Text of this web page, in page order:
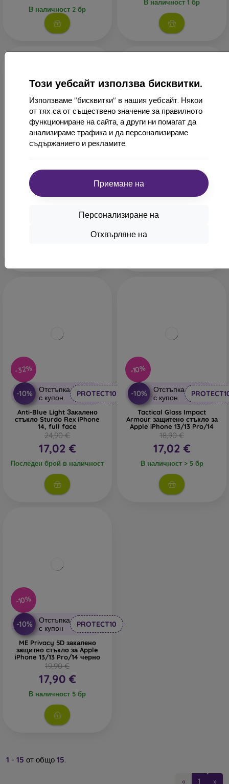
Този уебсайт използва бисквитки.
Използваме "бисквитки" в нашия уебсайт. Някои
от тях са от съществено значение за правилното
функциониране на сайта, а други ни помагат да
анализираме трафика и да персонализираме
съдържанието и рекламите.
Приемане на
Персонализиране на
Отхвърляне на
В наличност 2 бр
В наличност 1 бр
-10%
Пълно покритие закалено
стъкло за iPhone 14, Sturdo
Rex - Черен
-10%
Sturdo Rex Privacy
закалено стъкло iPhone 14,
пълно покритие
23,30 €
В наличност > 5 бр
-32%
-10%
Отстъпка
с купон
PROTECT10
Anti-Blue Light Закалено
стъкло Sturdo Rex iPhone
14, full face
24,90 €
17,02 €
Последен брой в наличност
-10%
-10%
Отстъпка
с купон
Tactical Glass Impact
Armour защитено стъкло за
Apple iPhone 13/13 Pro/14
18,90 €
17,02 €
В наличност > 5 бр
-10%
-10%
Отстъпка
с купон
PROTECT10
ME Privacy 5D закалено
защитно стъкло за Apple
iPhone 13/13 Pro/14 черно
19,90 €
17,90 €
В наличност 5 бр
1 - 15 от общо 15.
« 1 »